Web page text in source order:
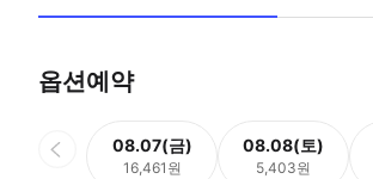
옵션예약
08.07(금)
16,461원
08.08(토)
5,403원